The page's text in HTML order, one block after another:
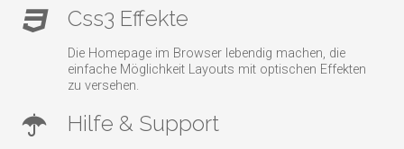
Css3 Effekte
Die Homepage im Browser lebendig machen, die
einfache Möglichkeit Layouts mit optischen Effekten
zu versehen.
Hilfe & Support